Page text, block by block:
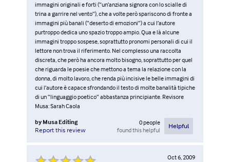
immagini originali e forti (“un’anziana signora con lo scialle di
trina a garrire nel vento”), che a volte però spariscono di fronte a
immagini più banali (“deserto di emozioni”) a cui l’autore
purtroppo dedica uno spazio troppo ampio. Qua e là alcune
immagini troppo sospese, soprattutto pronomi personali di cui il
lettore non trova il riferimento. Nel complesso una raccolta
discreta, che però ha ancora molto bisogno, soprattutto per quel
che riguarda le poesie che mettono a tema la relazione con la
donna, di molto lavoro, che renda più incisive le belle immagini di
cui l’autore è capace sfrondando il testo di molte banalità tipiche
di un “linguaggio poetico” abbastanza principiante. Revisore
Musa: Sarah Caola
by Musa Editing
Report this review
0people
found this helpful
Helpful
Oct 6, 2009